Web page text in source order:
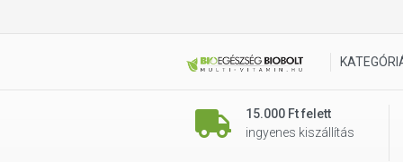
15.000 Ft felett
ingyenes kiszállítás